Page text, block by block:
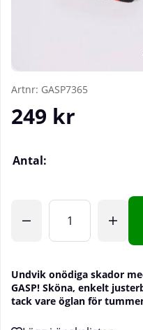
Artnr: GASP7365
249 kr
Antal:
Undvik onödiga skador
GASP! Sköna, enkelt
tack vare öglan för